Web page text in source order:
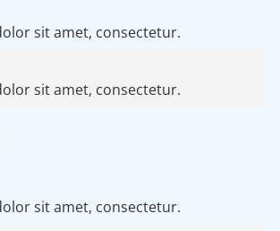
sit amet, consectetur.
sit amet, consectetur.
sit amet, consectetur.